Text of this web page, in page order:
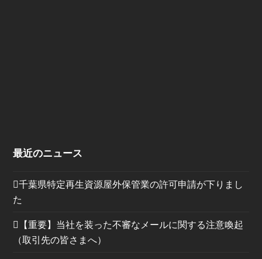
最近のニュース
千葉県特定再生資源屋外保管業の許可申請が下りまし
た
【重要】当社を装った不審なメールに関する注意喚起
（取引先の皆さまへ）